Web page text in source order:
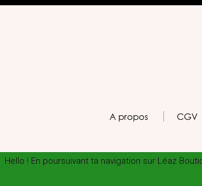
A propos CGV
Hello ! En poursuivant ta navigation sur Léaz